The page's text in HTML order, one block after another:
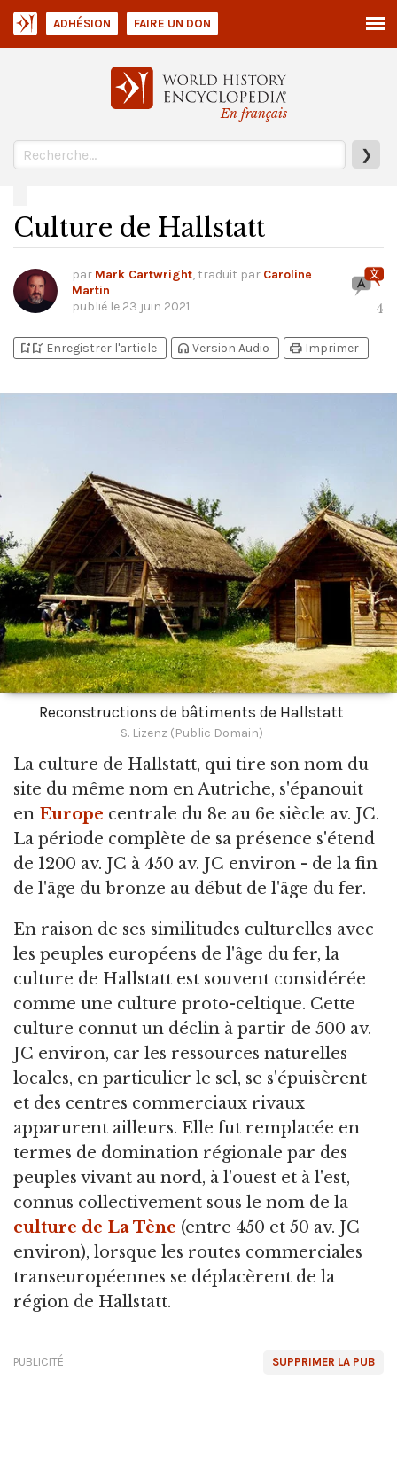
En français
❯
ADHÉSION FAIRE UN DON
Culture de Hallstatt
par Mark Cartwright, traduit par Caroline
Martin
publié le 23 juin 2021 4
bookmark_addbookmark_added Enregistrer l'article headphones Version Audio print Imprimer
Reconstructions de bâtiments de Hallstatt
S. Lizenz (Public Domain)
La culture de Hallstatt, qui tire son nom du
site du même nom en Autriche, s'épanouit
en Europe centrale du 8e au 6e siècle av. JC.
La période complète de sa présence s'étend
de 1200 av. JC à 450 av. JC environ - de la fin
de l'âge du bronze au début de l'âge du fer.
En raison de ses similitudes culturelles avec
les peuples européens de l'âge du fer, la
culture de Hallstatt est souvent considérée
comme une culture proto-celtique. Cette
culture connut un déclin à partir de 500 av.
JC environ, car les ressources naturelles
locales, en particulier le sel, se s'épuisèrent
et des centres commerciaux rivaux
apparurent ailleurs. Elle fut remplacée en
termes de domination régionale par des
peuples vivant au nord, à l'ouest et à l'est,
connus collectivement sous le nom de la
culture de La Tène (entre 450 et 50 av. JC
environ), lorsque les routes commerciales
transeuropéennes se déplacèrent de la
région de Hallstatt.
SUPPRIMER LA PUB
PUBLICITÉ